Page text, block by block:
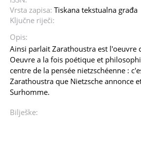
Vrsta zapisa: Tiskana tekstualna građa
Ključne riječi:
Opis:
Ainsi parlait Zarathoustra est l'oeuvre
Oeuvre a la fois poétique et
centre de la pensée nietzschéenne :
Zarathoustra que Nietzsche annonce
Surhomme.
Bilješke: